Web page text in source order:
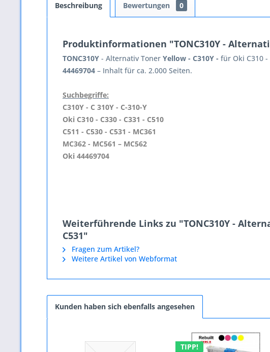
Beschreibung Bewertungen 0
Produktinformationen "TONC310Y - Alternativ
TONC310Y - Alternativ Toner Yellow - C310Y - für Oki C310 -
44469704 – Inhalt für ca. 2.000 Seiten.
Suchbegriffe:
C310Y - C 310Y - C-310-Y
Oki C310 - C330 - C331 - C510
C511 - C530 - C531 - MC361
MC362 - MC561 – MC562
Oki 44469704
Weiterführende Links zu "TONC310Y -
C531"
Fragen zum Artikel?
Weitere Artikel von Webformat
Kunden haben sich ebenfalls angesehen
TIPP!